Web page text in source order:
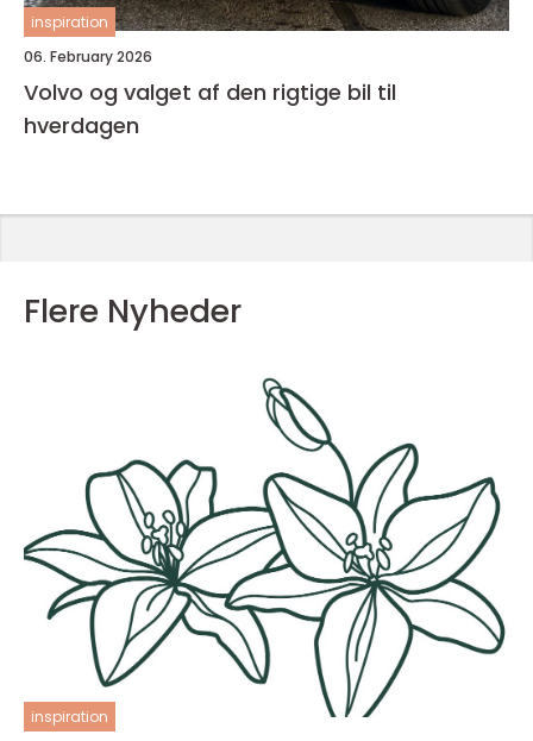
inspiration
06. February 2026
Volvo og valget af den rigtige bil til
hverdagen
Flere Nyheder
inspiration